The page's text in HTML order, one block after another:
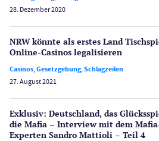
Spielerschutz
Sport
Wetten
Spielautomaten
Casino Testberichte
Slot Freispiele
28. Dezember 2020
NRW könnte als erstes Land
Online-Casinos legalisieren
Casinos,Gesetzgebung,Schlagzeilen
27. August 2021
Exklusiv: Deutschland, das
die Mafia – Interview mit dem
Experten Sandro Mattioli – Teil 4